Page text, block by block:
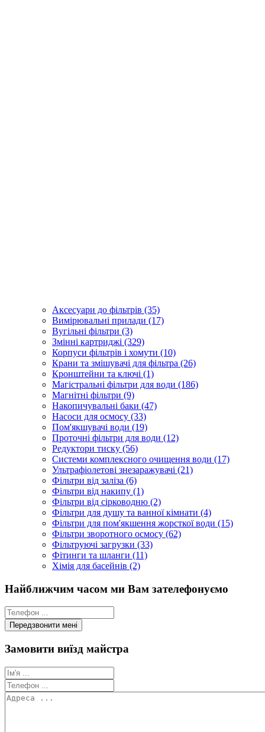
Аксесуари до фільтрів (35)
Вимірювальні прилади (17)
Вугільні фільтри (3)
Змінні картриджі (329)
Корпуси фільтрів і хомути (10)
Крани та змішувачі для фільтра (26)
Кронштейни та ключі (1)
Магістральні фільтри для води (186)
Магнітні фільтри (9)
Накопичувальні баки (47)
Насоси для осмосу (33)
Пом'якшувачі води (19)
Проточні фільтри для води (12)
Редуктори тиску (56)
Системи комплексного очищення води (17)
Ультрафіолетові знезаражувачі (21)
Фільтри від заліза (6)
Фільтри від накипу (1)
Фільтри від сірководню (2)
Фільтри для душу та ванної кімнати (4)
Фільтри для пом'якшення жорсткої води (15)
Фільтри зворотного осмосу (62)
Фільтруючі загрузки (33)
Фітинги та шланги (11)
Хімія для басейнів (2)
Найближчим часом ми Вам зателефонуємо
Замовити виїзд майстра